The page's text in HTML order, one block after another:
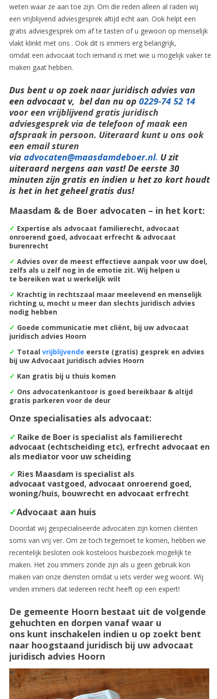
weten waar ze aan toe zijn. Om die reden alleen al raden wij
een vrijblijvend adviesgesprek altijd echt aan. Ook helpt een
gratis adviesgesprek om af te tasten of u gewoon op menselijk
vlakt klinkt met ons . Ook dit is immers erg belangrijk,
omdat een advocaat toch iemand is met wie u mogelijk vaker te
maken gaat hebben.
Dus bent u op zoek naar juridisch advies van
een advocaat v, bel dan nu op 0229-74 52 14
voor een vrijblijvend gratis juridisch
adviesgesprek via de telefoon of maak een
afspraak in persoon. Uiteraard kunt u ons ook
een email sturen
via advocaten@maasdamdeboer.nl. U zit
uiteraard nergens aan vast! De eerste 30
minuten zijn gratis en indien u het zo kort houdt
is het in het geheel gratis dus!
Maasdam & de Boer advocaten – in het kort:
✓ Expertise als advocaat familierecht, advocaat
onroerend goed, advocaat erfrecht & advocaat
burenrecht
✓ Advies over de meest effectieve aanpak voor uw doel,
zelfs als u zelf nog in de emotie zit. Wij helpen u
te bereiken wat u werkelijk wilt
✓ Krachtig in rechtszaal maar meelevend en menselijk
richting u, mocht u meer dan slechts juridisch advies
nodig hebben
✓ Goede communicatie met cliënt, bij uw advocaat
juridisch advies Hoorn
✓ Totaalvrijblijvende eerste (gratis) gesprek en advies
bij uw Advocaat juridisch advies Hoorn
✓ Kan gratis bij u thuis komen
✓ Ons advocatenkantoor is goed bereikbaar & altijd
gratis parkeren voor de deur
Onze specialisaties als advocaat:
✓ Raike de Boer is specialist als familierecht
advocaat (echtscheiding etc), erfrecht advocaat en
als mediator voor uw scheiding
✓ Ries Maasdam is specialist als
advocaat vastgoed, advocaat onroerend goed,
woning/huis, bouwrecht en advocaat erfrecht
✓Advocaat aan huis
Doordat wij gespecialiseerde advocaten zijn komen cliënten
soms van vrij ver. Om ze toch tegemoet te komen, hebben we
recentelijk besloten ook kosteloos huisbezoek mogelijk te
maken. Het zou immers zonde zijn als u geen gebruik kon
maken van onze diensten omdat u iets verder weg woont. Wij
vinden immers dat iedereen recht heeft op een expert!
De gemeente Hoorn bestaat uit de volgende
gehuchten en dorpen vanaf waar u
ons kunt inschakelen indien u op zoekt bent
naar hoogstaand juridisch bij uw advocaat
juridisch advies Hoorn